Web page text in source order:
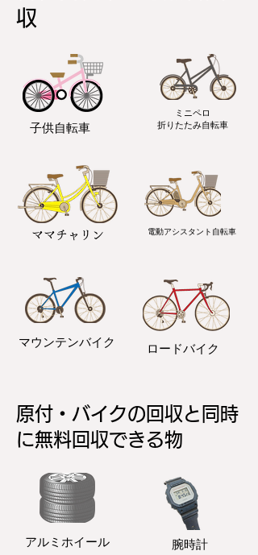
収
子供自転車
ミニペロ
​折りたたみ自転車
ママチャリン 電動アシスタント自転車
マウンテンバイク ロードバイク
原付・バイクの回収と同時
に無料回収できる物
アルミホイール ​腕時計